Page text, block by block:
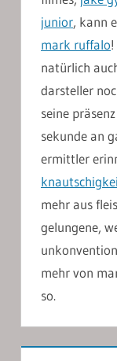
junior, kann
mark ruffalo
natürlich
darsteller
seine
sekunde an
ermittler
mehr aus
gelungene,
mehr von
so.